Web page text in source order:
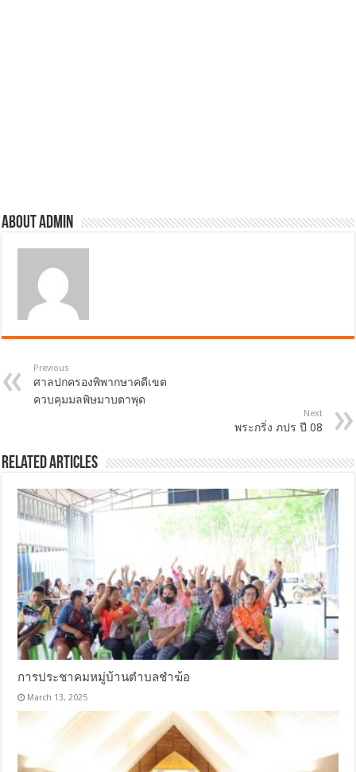
About admin
Previous
ศาลปกครองพิพากษาคดีเขต
ควบคุมมลพิษมาบตาพุด
Next
พระกริ่ง ภปร ปี 08
Related Articles
การประชาคมหมู่บ้านตำบลชำฆ้อ
March 13, 2025